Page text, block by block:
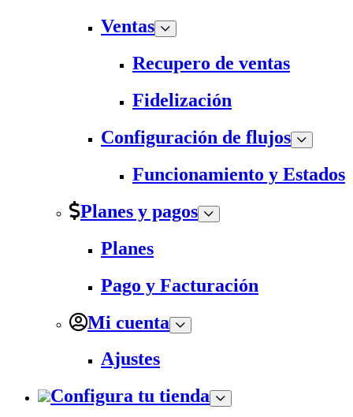
Ventas
Recupero de ventas
Fidelización
Configuración de flujos
Funcionamiento y Estados
Planes y pagos
Planes
Pago y Facturación
Mi cuenta
Ajustes
Configura tu tienda